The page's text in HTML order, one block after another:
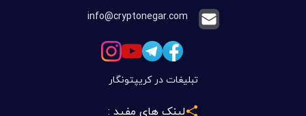
info@cryptonegar.com
تبلیغات در کریپتونگار
لینک های مفید :